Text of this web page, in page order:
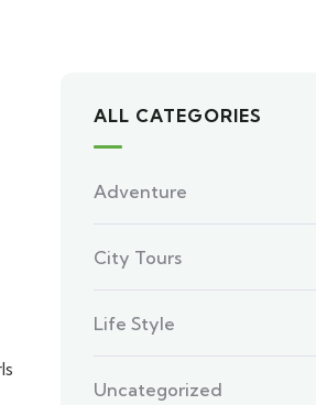
ALL CATEGORIES
Adventure
City Tours
Life Style
Uncategorized